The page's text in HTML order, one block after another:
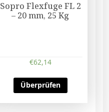
Sopro Flexfuge FL 2
– 20 mm, 25 Kg
€62,14
Überprüfen